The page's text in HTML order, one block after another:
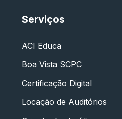
Serviços
ACI Educa
Boa Vista SCPC
Certificação Digital
Locação de Auditórios